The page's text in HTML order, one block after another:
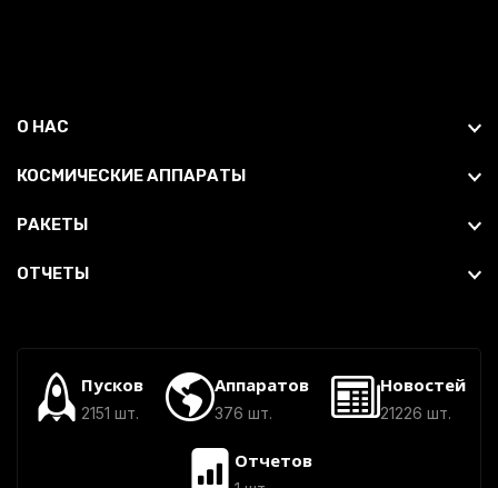
О НАС
КОСМИЧЕСКИЕ АППАРАТЫ
РАКЕТЫ
ОТЧЕТЫ
Пусков
2151 шт.
Аппаратов
376 шт.
Новостей
21226 шт.
Отчетов